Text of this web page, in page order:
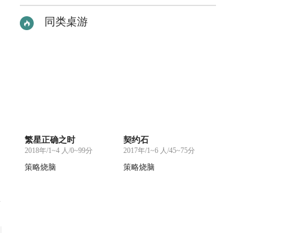
同类桌游
繁星正确之时
2018年/1~4 人/0~99分
策略烧脑
契约石
2017年/1~6 人/45~75分
策略烧脑